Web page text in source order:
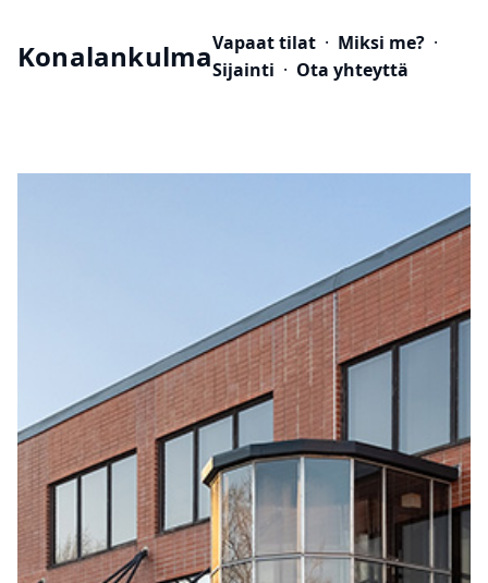
KonalankulmaVapaat tilat · Miksi me? ·
Sijainti · Ota yhteyttä